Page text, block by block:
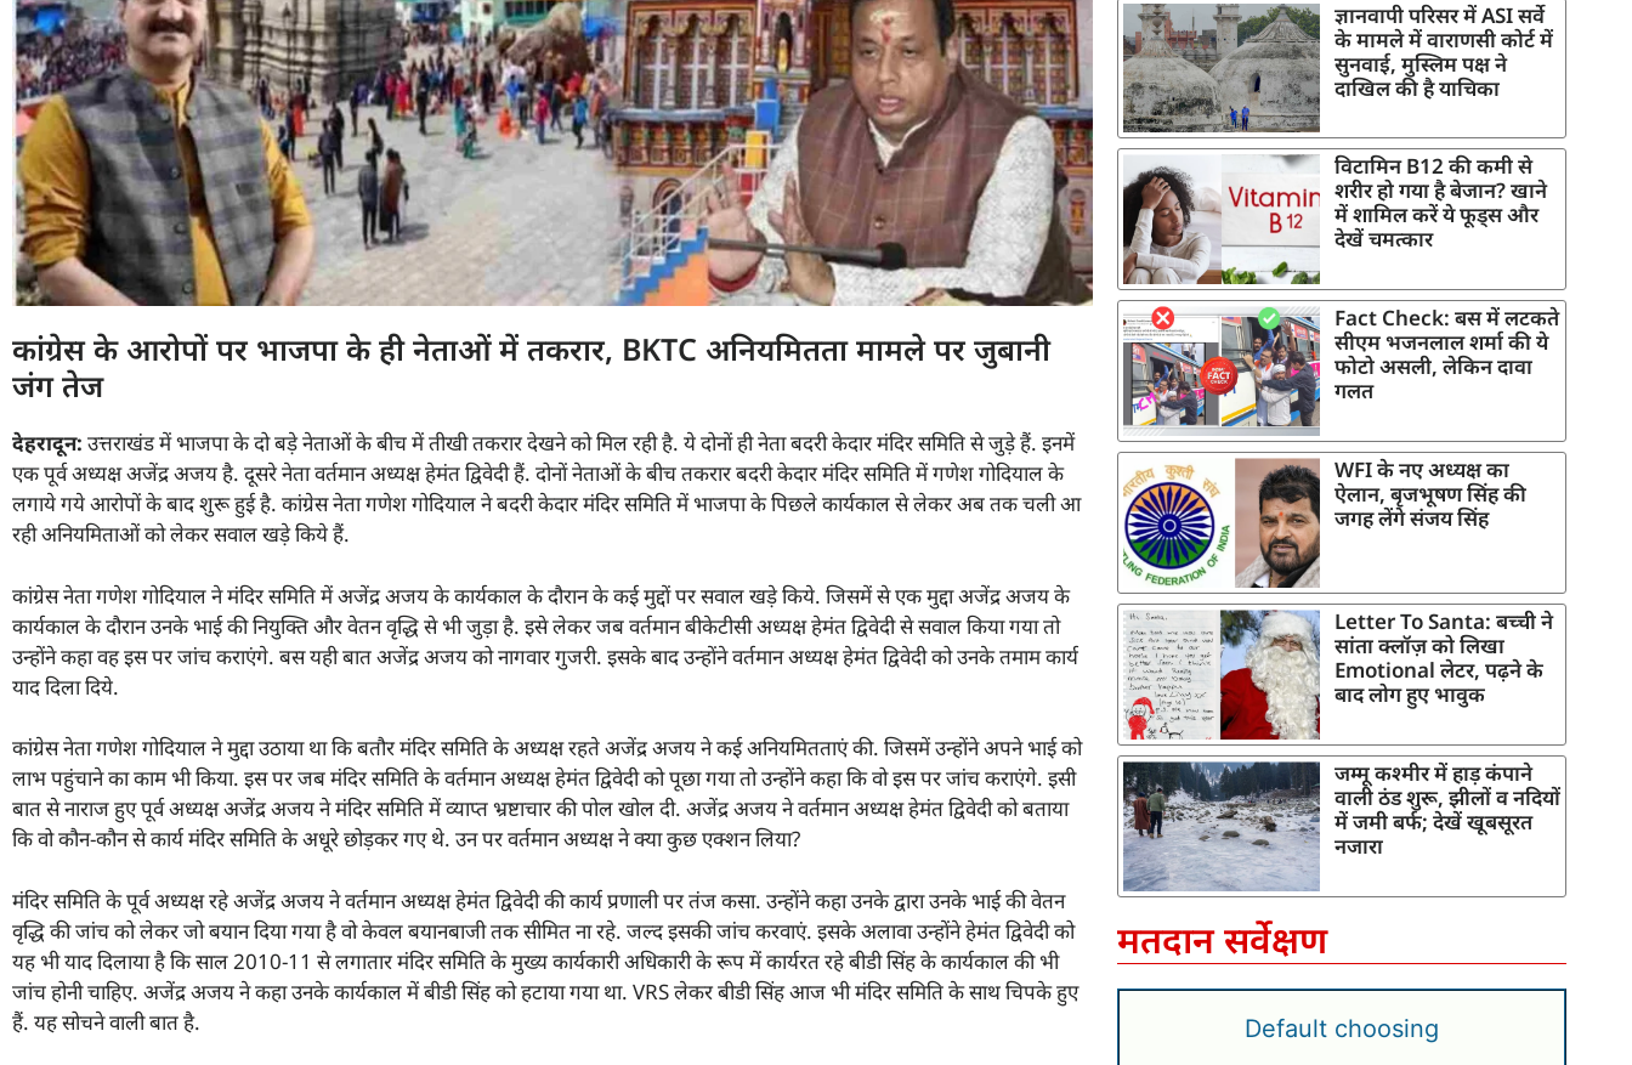
कांग्रेस के आरोपों पर भाजपा के ही नेताओं में तकरार, BKTC अनियमितता मामले पर जुबानी
जंग तेज
देहरादून: उत्तराखंड में भाजपा के दो बड़े नेताओं के बीच में तीखी तकरार देखने को मिल रही है. ये दोनों ही नेता बदरी केदार मंदिर समिति से जुड़े हैं. इनमें
एक पूर्व अध्यक्ष अजेंद्र अजय है. दूसरे नेता वर्तमान अध्यक्ष हेमंत द्विवेदी हैं. दोनों नेताओं के बीच तकरार बदरी केदार मंदिर समिति में गणेश गोदियाल के
लगाये गये आरोपों के बाद शुरू हुई है. कांग्रेस नेता गणेश गोदियाल ने बदरी केदार मंदिर समिति में भाजपा के पिछले कार्यकाल से लेकर अब तक चली आ
रही अनियमिताओं को लेकर सवाल खड़े किये हैं.
कांग्रेस नेता गणेश गोदियाल ने मंदिर समिति में अजेंद्र अजय के कार्यकाल के दौरान के कई मुद्दों पर सवाल खड़े किये. जिसमें से एक मुद्दा अजेंद्र अजय के
कार्यकाल के दौरान उनके भाई की नियुक्ति और वेतन वृद्धि से भी जुड़ा है. इसे लेकर जब वर्तमान बीकेटीसी अध्यक्ष हेमंत द्विवेदी से सवाल किया गया तो
उन्होंने कहा वह इस पर जांच कराएंगे. बस यही बात अजेंद्र अजय को नागवार गुजरी. इसके बाद उन्होंने वर्तमान अध्यक्ष हेमंत द्विवेदी को उनके तमाम कार्य
याद दिला दिये.
कांग्रेस नेता गणेश गोदियाल ने मुद्दा उठाया था कि बतौर मंदिर समिति के अध्यक्ष रहते अजेंद्र अजय ने कई अनियमितताएं की. जिसमें उन्होंने अपने भाई को
लाभ पहुंचाने का काम भी किया. इस पर जब मंदिर समिति के वर्तमान अध्यक्ष हेमंत द्विवेदी को पूछा गया तो उन्होंने कहा कि वो इस पर जांच कराएंगे. इसी
बात से नाराज हुए पूर्व अध्यक्ष अजेंद्र अजय ने मंदिर समिति में व्याप्त भ्रष्टाचार की पोल खोल दी. अजेंद्र अजय ने वर्तमान अध्यक्ष हेमंत द्विवेदी को बताया
कि वो कौन-कौन से कार्य मंदिर समिति के अधूरे छोड़कर गए थे. उन पर वर्तमान अध्यक्ष ने क्या कुछ एक्शन लिया?
मंदिर समिति के पूर्व अध्यक्ष रहे अजेंद्र अजय ने वर्तमान अध्यक्ष हेमंत द्विवेदी की कार्य प्रणाली पर तंज कसा. उन्होंने कहा उनके द्वारा उनके भाई की वेतन
वृद्धि की जांच को लेकर जो बयान दिया गया है वो केवल बयानबाजी तक सीमित ना रहे. जल्द इसकी जांच करवाएं. इसके अलावा उन्होंने हेमंत द्विवेदी को
यह भी याद दिलाया है कि साल 2010-11 से लगातार मंदिर समिति के मुख्य कार्यकारी अधिकारी के रूप में कार्यरत रहे बीडी सिंह के कार्यकाल की भी
जांच होनी चाहिए. अजेंद्र अजय ने कहा उनके कार्यकाल में बीडी सिंह को हटाया गया था. VRS लेकर बीडी सिंह आज भी मंदिर समिति के साथ चिपके हुए
हैं. यह सोचने वाली बात है.
ज्ञानवापी परिसर में ASI सर्वे
के मामले में वाराणसी कोर्ट में
सुनवाई, मुस्लिम पक्ष ने
दाखिल की है याचिका
विटामिन B12 की कमी से
शरीर हो गया है बेजान? खाने
में शामिल करें ये फूड्स और
देखें चमत्कार
Fact Check: बस में लटकते
सीएम भजनलाल शर्मा की ये
फोटो असली, लेकिन दावा
गलत
WFI के नए अध्यक्ष का
ऐलान, बृजभूषण सिंह की
जगह लेंगे संजय सिंह
Letter To Santa: बच्ची ने
सांता क्लॉज़ को लिखा
Emotional लेटर, पढ़ने के
बाद लोग हुए भावुक
जम्मू कश्मीर में हाड़ कंपाने
वाली ठंड शुरू, झीलों व नदियों
में जमी बर्फ; देखें खूबसूरत
नजारा
मतदान सर्वेक्षण
Default choosing